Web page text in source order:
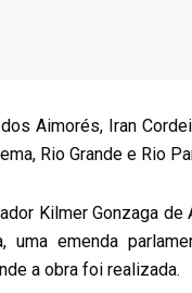
Aimorés, Iran
Rio Grande e Rio
Kilmer Gonzaga de
uma emenda
a obra foi realizada.